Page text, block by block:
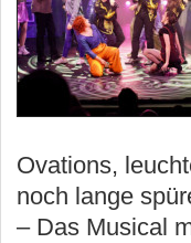
Ovations,
noch lange
– Das Musical